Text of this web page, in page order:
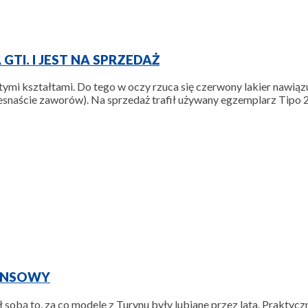
I JEST NA SPRZEDAŻ
kształtami. Do tego w oczy rzuca się czerwony lakier
zaworów). Na sprzedaż trafił używany egzemplarz
to, za co modele z Turynu były lubiane przez lata.